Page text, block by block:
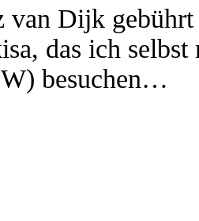
van Dijk
das ich
besuchen…